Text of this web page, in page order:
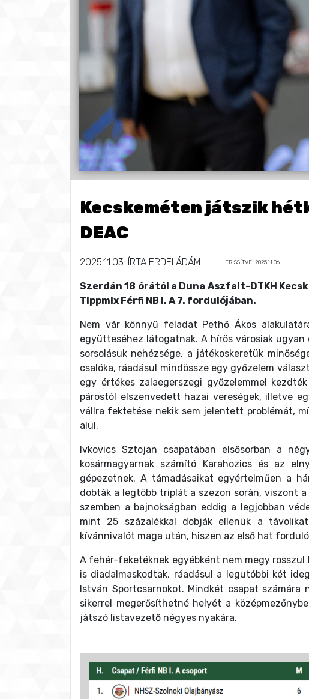
Kecskeméten játszik
DEAC
2025.11.03. ÍRTA ERDEI ÁDÁM FRISSÍTVE: 2025.11.06.
Szerdán 18 órától a Duna Aszfalt-DTKH
Tippmix Férfi NB I. A 7. fordulójában.
Nem vár könnyű feladat Pethő Ákos
együtteséhez látogatnak. A hírös városiak
sorsolásuk nehézsége, a játékoskeretük
csalóka, ráadásul mindössze egy győzelem
egy értékes zalaegerszegi győzelemmel
párostól elszenvedett hazai vereségek, illetve
vállra fektetése nekik sem jelentett problémát,
alul.
Ivkovics Sztojan csapatában elsősorban a
kosármagyarnak számító Karahozics és az
gépezetnek. A támadásaikat egyértelműen a
dobták a legtöbb triplát a szezon során, viszont
szemben a bajnokságban eddig a legjobban
mint 25 százalékkal dobják ellenük a
kívánnivalót maga után, hiszen az első hat
A fehér-feketéknek egyébként nem megy
is diadalmaskodtak, ráadásul a legutóbbi két
István Sportcsarnokot. Mindkét csapat
sikerrel megerősíthetné helyét a
játszó listavezető négyes nyakára.